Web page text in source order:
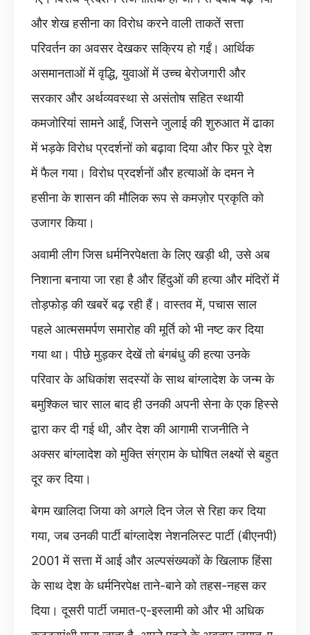
और शेख हसीना का विरोध करने वाली ताकतें सत्ता
परिवर्तन का अवसर देखकर सक्रिय हो गईं। आर्थिक
असमानताओं में वृद्धि, युवाओं में उच्च बेरोजगारी और
सरकार और अर्थव्यवस्था से असंतोष सहित स्थायी
कमजोरियां सामने आईं, जिसने जुलाई की शुरुआत में ढाका
में भड़के विरोध प्रदर्शनों को बढ़ावा दिया और फिर पूरे देश
में फैल गया। विरोध प्रदर्शनों और हत्याओं के दमन ने
हसीना के शासन की मौलिक रूप से कमज़ोर प्रकृति को
उजागर किया।
अवामी लीग जिस धर्मनिरपेक्षता के लिए खड़ी थी, उसे अब
निशाना बनाया जा रहा है और हिंदुओं की हत्या और मंदिरों में
तोड़फोड़ की खबरें बढ़ रही हैं। वास्तव में, पचास साल
पहले आत्मसमर्पण समारोह की मूर्ति को भी नष्ट कर दिया
गया था। पीछे मुड़कर देखें तो बंगबंधु की हत्या उनके
परिवार के अधिकांश सदस्यों के साथ बांग्लादेश के जन्म के
बमुश्किल चार साल बाद ही उनकी अपनी सेना के एक हिस्से
द्वारा कर दी गई थी, और देश की आगामी राजनीति ने
अक्सर बांग्लादेश को मुक्ति संग्राम के घोषित लक्ष्यों से बहुत
दूर कर दिया।
बेगम खालिदा जिया को अगले दिन जेल से रिहा कर दिया
गया, जब उनकी पार्टी बांग्लादेश नेशनलिस्ट पार्टी (बीएनपी)
2001 में सत्ता में आई और अल्पसंख्यकों के खिलाफ हिंसा
के साथ देश के धर्मनिरपेक्ष ताने-बाने को तहस-नहस कर
दिया। दूसरी पार्टी जमात-ए-इस्लामी को और भी अधिक